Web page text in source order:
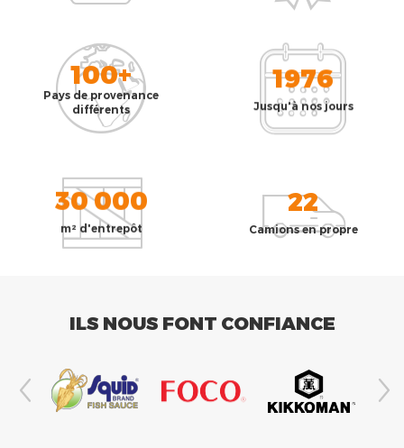
100+
Pays de provenance
différents
1976
Jusqu'à nos jours
30 000
m² d'entrepôt
22
Camions en propre
ILS NOUS FONT CONFIANCE